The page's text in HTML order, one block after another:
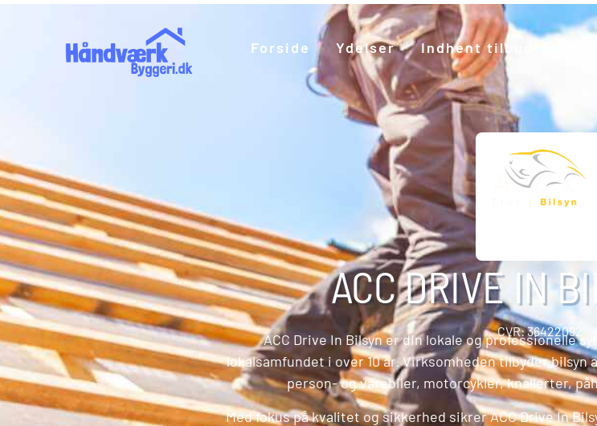
Forside Ydelser Indhent tilbud
ACC DRIVE IN
CVR: 36422092
ACC Drive In Bilsyn er din lokale og professionelle
lokalsamfundet i over 10 år. Virksomheden tilbyder bilsyn
person- og varebiler, motorcykler, knallerter,
Med fokus på kvalitet og sikkerhed sikrer ACC Drive In